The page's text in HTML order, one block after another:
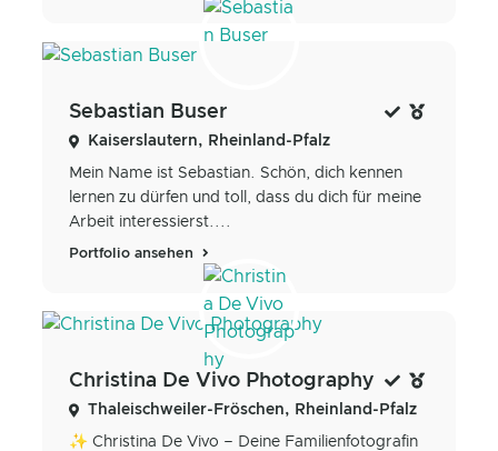
Sebastian Buser
Kaiserslautern, Rheinland-Pfalz
Mein Name ist Sebastian. Schön, dich kennen
lernen zu dürfen und toll, dass du dich für meine
Arbeit interessierst....
Portfolio ansehen
Christina De Vivo Photography
Thaleischweiler-Fröschen, Rheinland-Pfalz
✨ Christina De Vivo – Deine Familienfotografin